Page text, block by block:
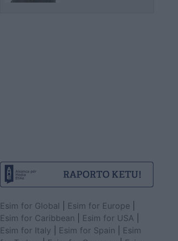
Esim for Global Esim for Europe
Esim for Caribbean
Esim for USA
Esim for Italy
Esim for Spain
Esim